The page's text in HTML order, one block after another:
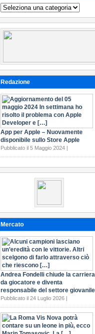
Argomenti
Redazione
App per Apple – Nuovamente
disponibile sullo Store Apple
Pubblicato il 5 Maggio 2024 |
Mercato
Andrea Fondelli chiude la carriera
da giocatore e diventa
responsabile del settore giovanile
Pubblicato il 24 Luglio 2026 |